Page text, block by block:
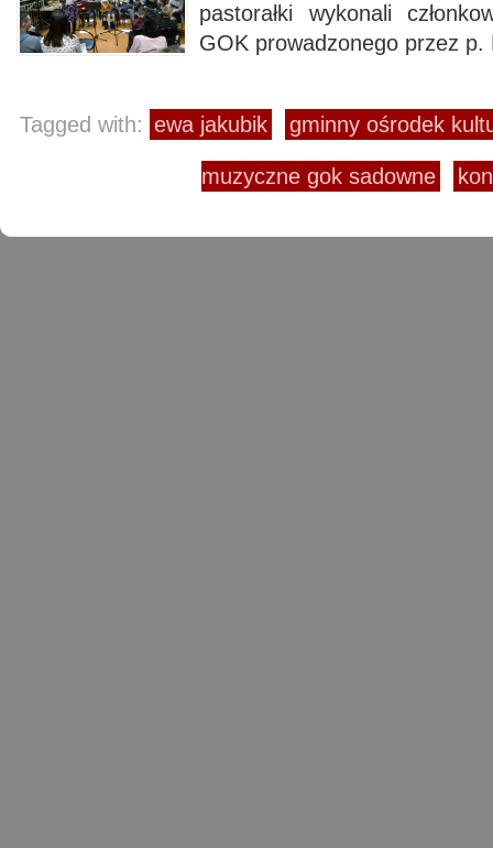
pastorałki wykonali
GOK prowadzonego przez p.
Tagged with: ewa jakubik gminny ośrodek
muzyczne gok sadowne